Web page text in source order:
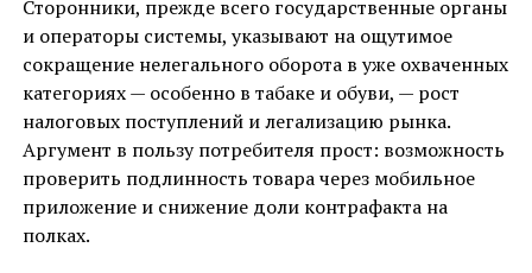
Сторонники, прежде всего государственные органы
и операторы системы, указывают на ощутимое
сокращение нелегального оборота в уже охваченных
категориях — особенно в табаке и обуви, — рост
налоговых поступлений и легализацию рынка.
Аргумент в пользу потребителя прост: возможность
проверить подлинность товара через мобильное
приложение и снижение доли контрафакта на
полках.